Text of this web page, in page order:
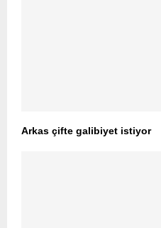
Arkas çifte galibiyet istiyor